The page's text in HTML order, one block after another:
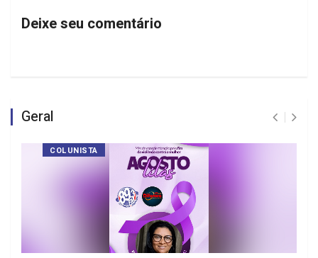
Deixe seu comentário
Geral
COLUNISTA